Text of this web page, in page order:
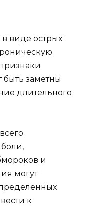
в виде острых
быть заметны
длительного
и
могут
к